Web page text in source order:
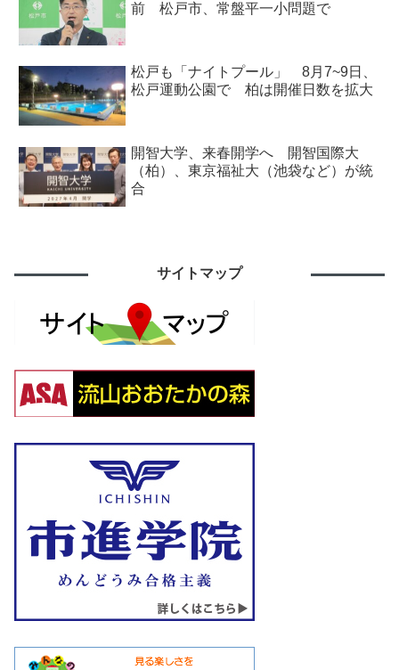
前 松戸市、常盤平一小問題で
松戸も「ナイトプール」 8月7~9日、
松戸運動公園で 柏は開催日数を拡大
開智大学、来春開学へ 開智国際大
（柏）、東京福祉大（池袋など）が統
合
サイトマップ